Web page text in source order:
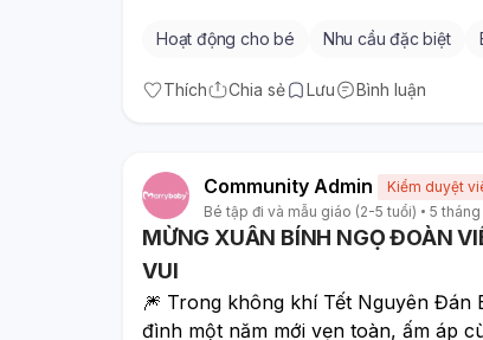
Hoạt động cho bé Nhu cầu đặc biệt
Thích Chia sẻ Lưu Bình luận
Community Admin
Kiểm duyệt
Bé tập đi và mẫu giáo (2-5 tuổi)
5
MỪNG XUÂN BÍNH NGỌ ĐOÀN
VUI
🎆 Trong không khí Tết Nguyên
đình một năm mới vẹn toàn, ấm áp